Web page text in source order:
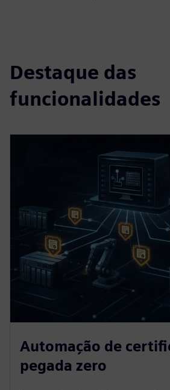
Destaque das
funcionalidades
Automação de
pegada zero